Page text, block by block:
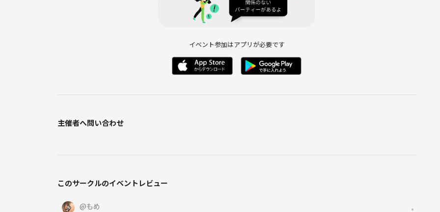
・食べやすい野菜
イベント参加はアプリが必要です
主催者へ問い合わせ
このサークルのイベントレビュー
@もめ